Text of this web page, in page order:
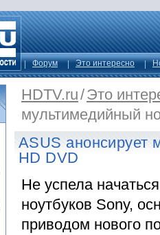
Форум Это интересно
HDTV.ru/Это
мультимедийный
ASUS анонсирует
HD DVD
Не успела
ноутбуков Sony,
приводом нового